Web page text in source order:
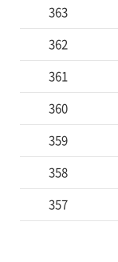
363
362
361
360
359
358
357